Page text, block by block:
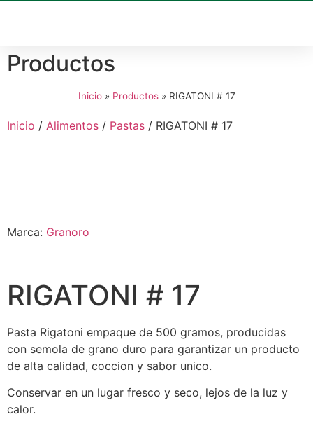
Productos
Inicio» Productos» RIGATONI # 17
Inicio / Alimentos / Pastas / RIGATONI # 17
Marca: Granoro
RIGATONI # 17
Pasta Rigatoni empaque de 500 gramos, producidas
con semola de grano duro para garantizar un producto
de alta calidad, coccion y sabor unico.
Conservar en un lugar fresco y seco, lejos de la luz y
calor.